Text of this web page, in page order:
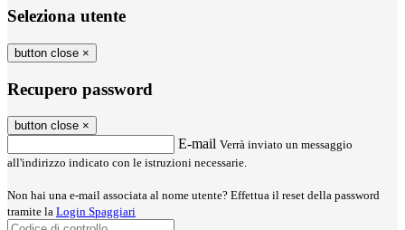
Seleziona utente
button close ×
Recupero password
button close ×
E-mail Verrà inviato un messaggio
all'indirizzo indicato con le istruzioni necessarie.
Non hai una e-mail associata al nome utente? Effettua il reset della password
tramite la Login Spaggiari